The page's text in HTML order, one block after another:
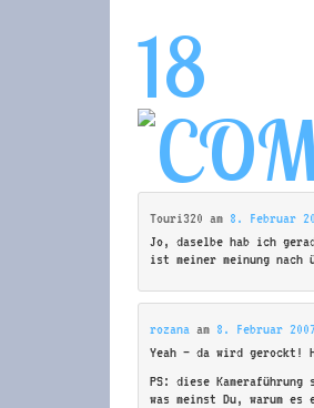
18
Touri320 am 8. Februar
Jo, daselbe hab ich
ist meiner meinung nach
rozana am 8. Februar
Yeah – da wird gerockt!
PS: diese
was meinst Du, warum